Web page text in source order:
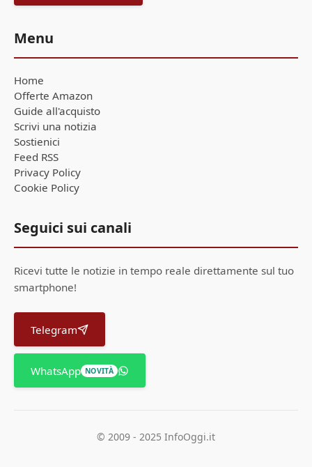
Menu
Home
Offerte Amazon
Guide all'acquisto
Scrivi una notizia
Sostienici
Feed RSS
Privacy Policy
Cookie Policy
Seguici sui canali
Ricevi tutte le notizie in tempo reale direttamente sul tuo
smartphone!
Telegram
WhatsApp NOVITÀ
© 2009 - 2025 InfoOggi.it